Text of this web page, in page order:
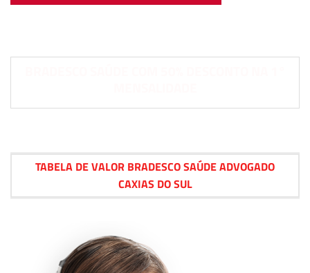
TABELA DE VALOR BRADESCO SAÚDE ADVOGADO
CAXIAS DO SUL